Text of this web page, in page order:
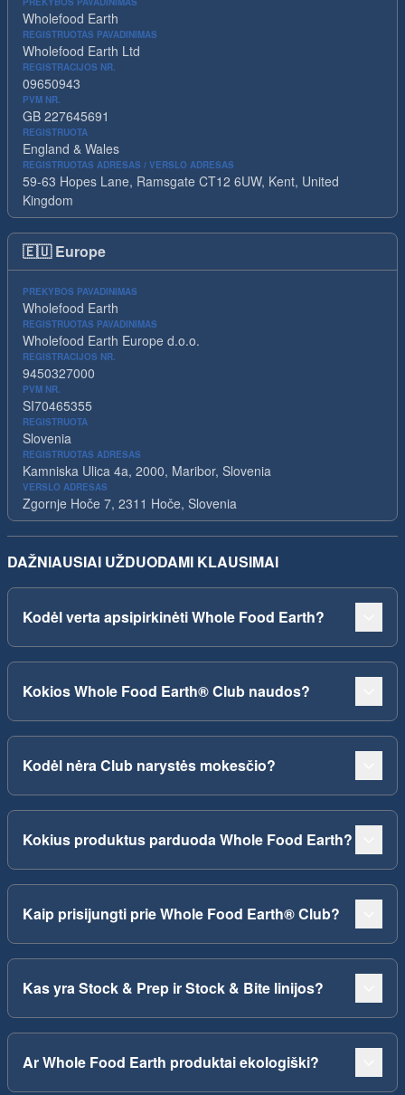
Wholefood Earth
REGISTRUOTAS PAVADINIMAS
Wholefood Earth Ltd
REGISTRACIJOS NR.
09650943
PVM NR.
GB 227645691
REGISTRUOTA
England & Wales
REGISTRUOTAS ADRESAS / VERSLO ADRESAS
59-63 Hopes Lane, Ramsgate CT12 6UW, Kent, United
Kingdom
🇪🇺 Europe
PREKYBOS PAVADINIMAS
Wholefood Earth
REGISTRUOTAS PAVADINIMAS
Wholefood Earth Europe d.o.o.
REGISTRACIJOS NR.
9450327000
PVM NR.
SI70465355
REGISTRUOTA
Slovenia
REGISTRUOTAS ADRESAS
Kamniska Ulica 4a, 2000, Maribor, Slovenia
VERSLO ADRESAS
Zgornje Hoče 7, 2311 Hoče, Slovenia
DAŽNIAUSIAI UŽDUODAMI KLAUSIMAI
Kodėl verta apsipirkinėti Whole Food Earth?
Kokios Whole Food Earth® Club naudos?
Kodėl nėra Club narystės mokesčio?
Kokius produktus parduoda Whole Food Earth?
Kaip prisijungti prie Whole Food Earth® Club?
Kas yra Stock & Prep ir Stock & Bite linijos?
Ar Whole Food Earth produktai ekologiški?